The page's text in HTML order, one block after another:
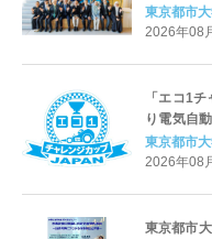
Camp in
参加し交
東京都市
2026年08
「エコ1
り電気自
ートドラ
東京都市
東京都市
2026年08
東京都市